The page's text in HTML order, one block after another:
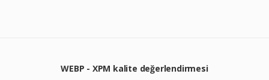
WEBP - XPM kalite değerlendirmesi